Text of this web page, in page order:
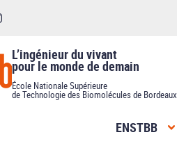
L’ingénieur du vivant
pour le monde de demain
École Nationale Supérieure
de Technologie des Biomolécules de Bordeaux
ENSTBB